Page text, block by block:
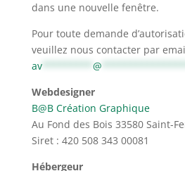
dans une nouvelle fenêtre.
Pour toute demande
veuillez nous contacter par
av********* @
Webdesigner
B@B Création Graphique
Au Fond des Bois 33580 Saint-
Siret : 420 508 343 00081
Hébergeur